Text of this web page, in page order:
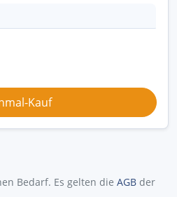
Bedarf. Es gelten die AGB der